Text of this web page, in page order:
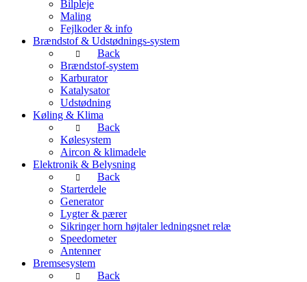
Bilpleje
Maling
Fejlkoder & info
Brændstof & Udstødnings-system
Back
Brændstof-system
Karburator
Katalysator
Udstødning
Køling & Klima
Back
Kølesystem
Aircon & klimadele
Elektronik & Belysning
Back
Starterdele
Generator
Lygter & pærer
Sikringer horn højtaler ledningsnet relæ
Speedometer
Antenner
Bremsesystem
Back